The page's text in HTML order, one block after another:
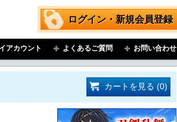
ログイン・新規会員登録
アカウント よくあるご質問 お問い合わせ
カートを見る (0)